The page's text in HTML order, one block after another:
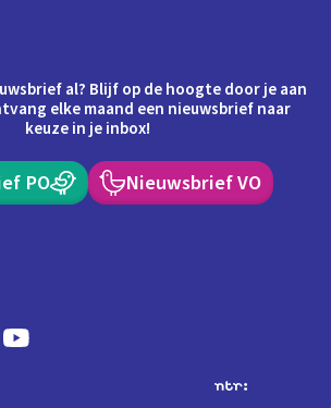
al? Blijf op de hoogte door je aan
elke maand een nieuwsbrief naar
keuze in je inbox!
PO Nieuwsbrief VO